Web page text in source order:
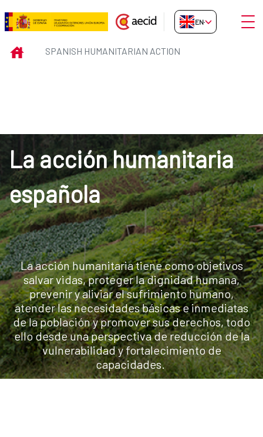
Skip to Main Content
SPANISH HUMANITARIAN
EN-GB
INICIOSPANISH HUMANITARIAN ACTION
La acción humanitaria
española
La acción humanitaria tiene como objetivos
salvar vidas, proteger la dignidad humana,
prevenir y aliviar el sufrimiento humano,
atender las necesidades básicas e inmediatas
de la población y promover sus derechos, todo
ello desde una perspectiva de reducción de la
vulnerabilidad y fortalecimiento de
capacidades.